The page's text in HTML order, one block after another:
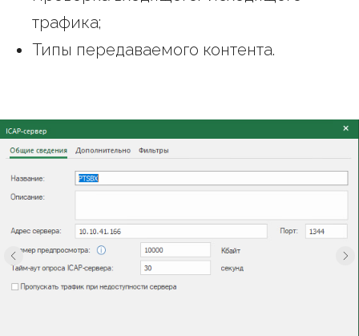
трафика;
Типы передаваемого контента.